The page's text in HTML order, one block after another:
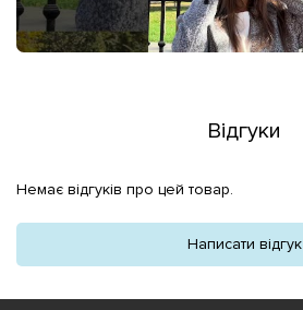
Відгуки
Немає відгуків про цей товар.
Написати відгук